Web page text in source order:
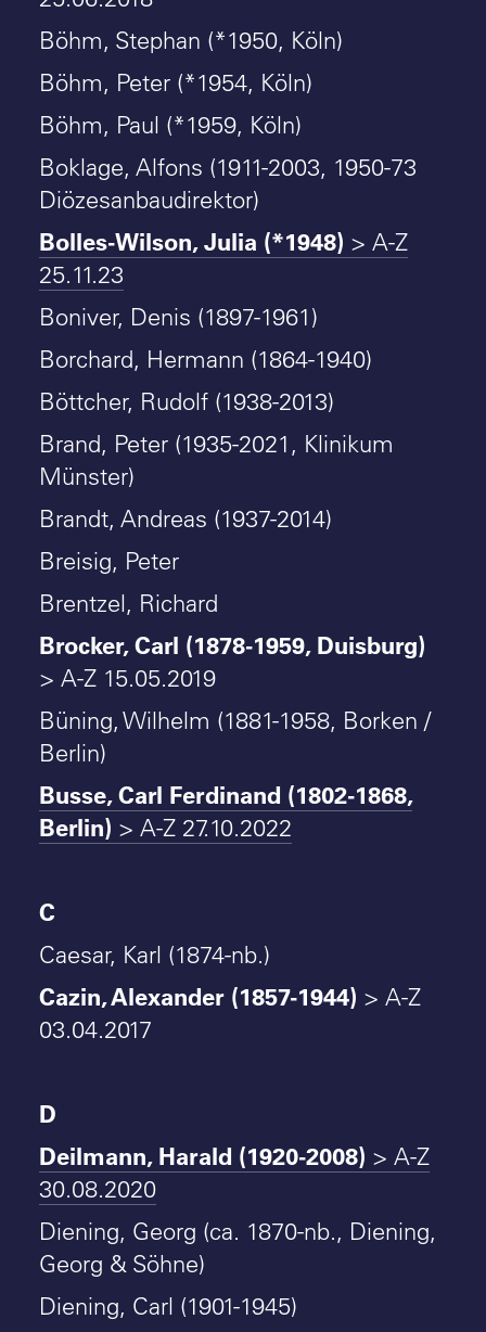
Böhm, Stephan (*1950, Köln)
Böhm, Peter (*1954, Köln)
Böhm, Paul (*1959, Köln)
Boklage, Alfons (1911-2003, 1950-73
Diözesanbaudirektor)
Bolles-Wilson, Julia (*1948) > A-Z
25.11.23
Boniver, Denis (1897-1961)
Borchard, Hermann (1864-1940)
Böttcher, Rudolf (1938-2013)
Brand, Peter (1935-2021, Klinikum
Münster)
Brandt, Andreas (1937-2014)
Breisig, Peter
Brentzel, Richard
Brocker, Carl (1878-1959, Duisburg)
> A-Z 15.05.2019
Büning, Wilhelm (1881-1958, Borken /
Berlin)
Busse, Carl Ferdinand (1802-1868,
Berlin) > A-Z 27.10.2022
C
Caesar, Karl (1874-nb.)
Cazin, Alexander (1857-1944) > A-Z
03.04.2017
D
Deilmann, Harald (1920-2008) > A-Z
30.08.2020
Diening, Georg (ca. 1870-nb., Diening,
Georg & Söhne)
Diening, Carl (1901-1945)